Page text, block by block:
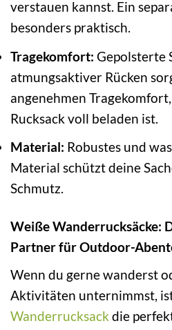
verstauen kannst. Ein
besonders praktisch.
Tragekomfort: Gepolsterte
atmungsaktiver Rücken
angenehmen
Rucksack voll beladen ist.
Material: Robustes und
Material schützt deine
Schmutz.
Weiße Wanderrucksäcke:
Partner für Outdoor-
Wenn du gerne wanderst
Aktivitäten unternimmst,
Wanderrucksack die